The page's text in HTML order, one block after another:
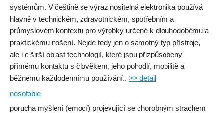
systémům. V češtině se výraz nositelná elektronika používá
hlavně v technickém, zdravotnickém, spotřebním a
průmyslovém kontextu pro výrobky určené k dlouhodobému a
praktickému nošení. Nejde tedy jen o samotný typ přístroje,
ale i o širší oblast technologií, které jsou přizpůsobeny
přímému kontaktu s člověkem, jeho pohodlí, mobilitě a
běžnému každodennímu používání.. >> detail
nosofobie
porucha myšlení (emocí) projevující se chorobným strachem